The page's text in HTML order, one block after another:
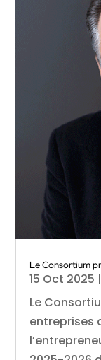
Le Consortium
15 Oct 2025 |
Le
entreprises